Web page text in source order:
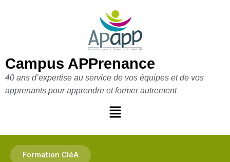
Campus APPrenance
40 ans d’expertise au service de vos équipes et de vos
apprenants pour apprendre et former autrement
Formation CléA